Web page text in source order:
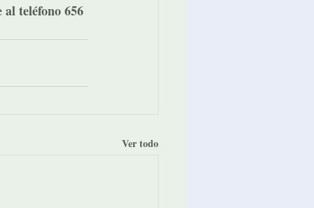
teléfono 656
Ver todo